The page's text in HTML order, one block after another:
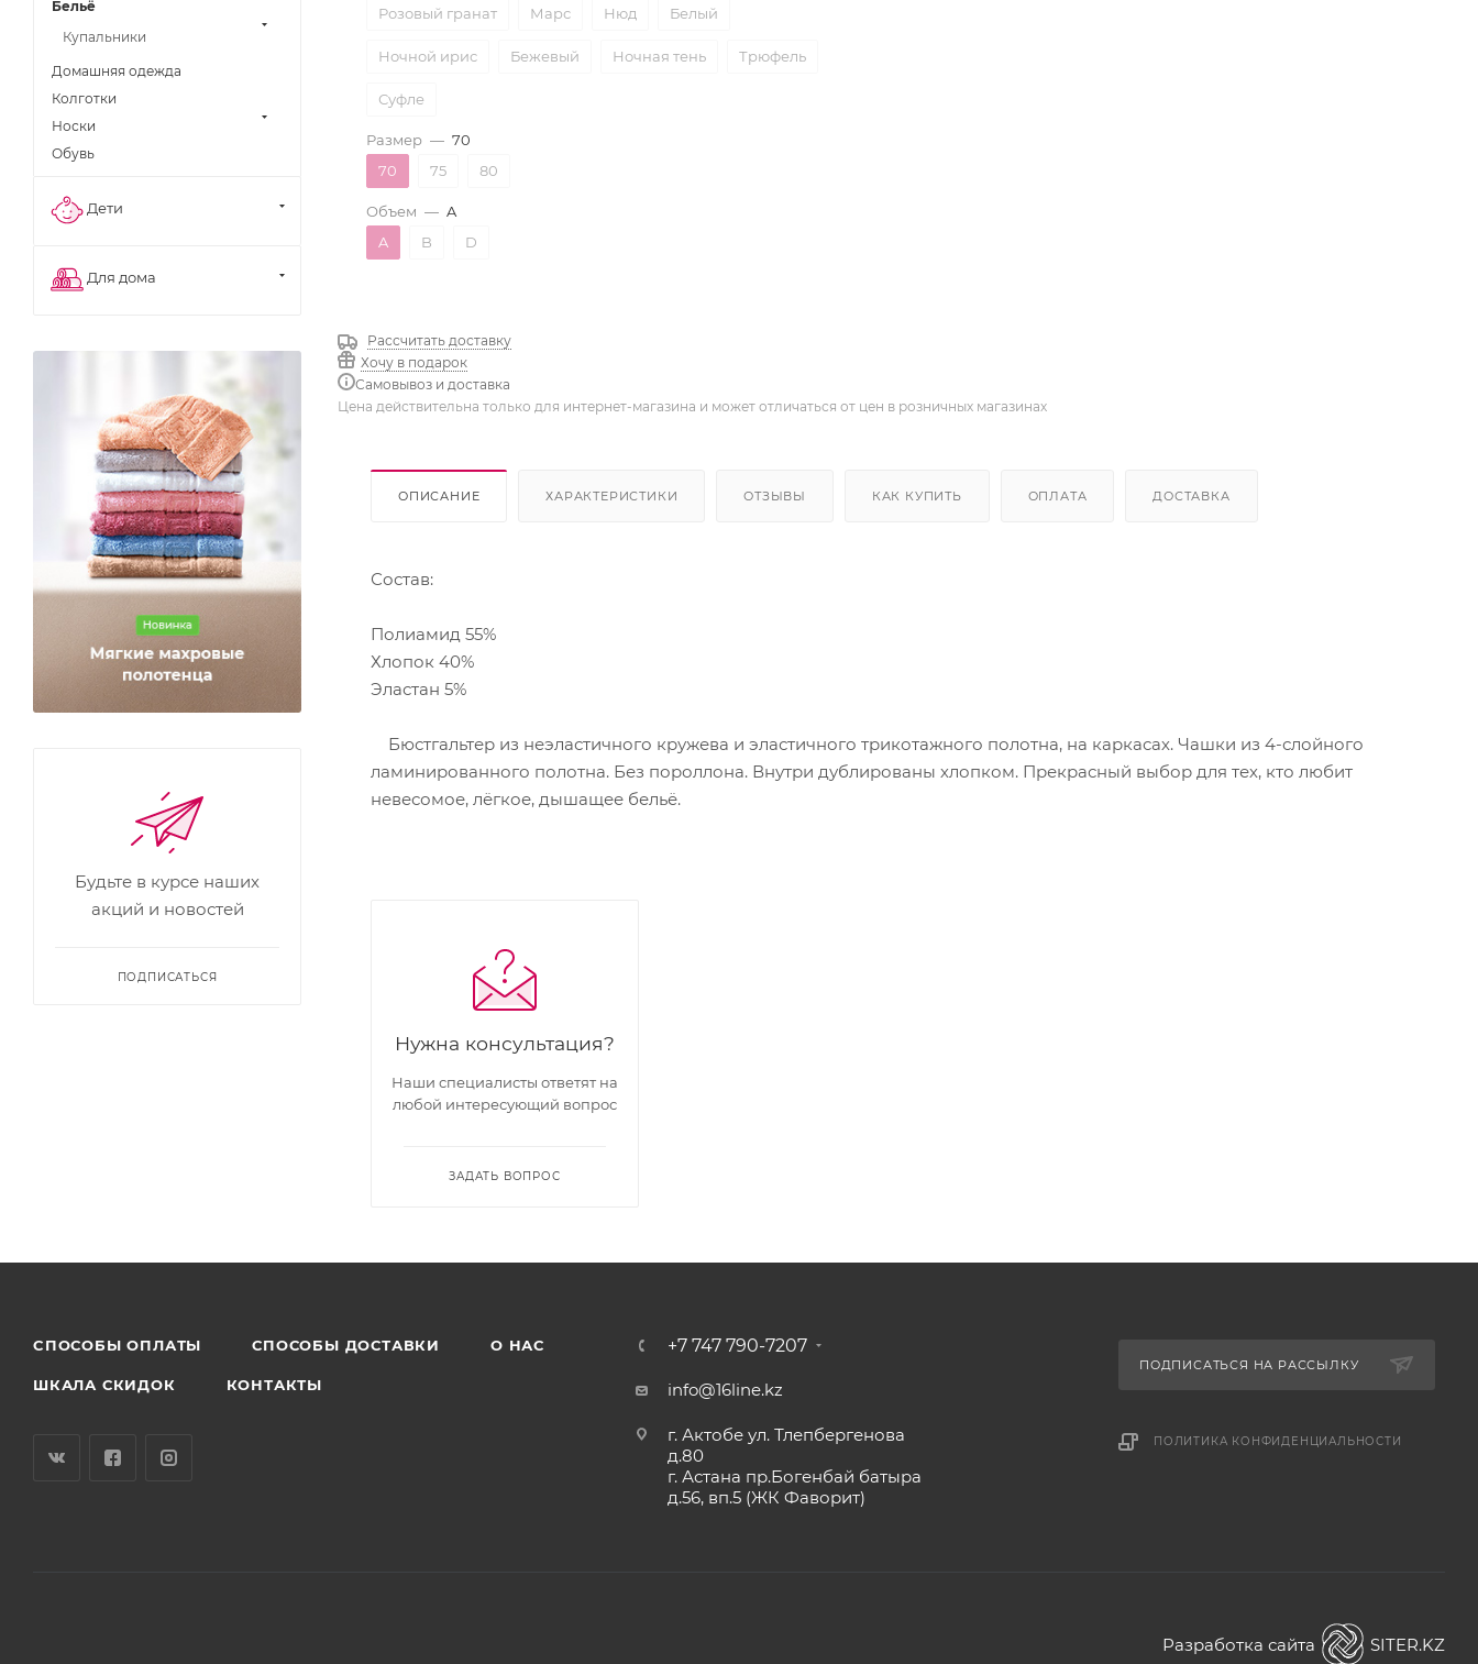
Розовый гранат Марс Нюд Белый
Ночной ирис Бежевый Ночная тень Трюфель
Суфле
Размер — 70
70
75 80
Объем — A
A
B D
Рассчитать доставку
Хочу в подарок
Самовывоз и доставка
Цена действительна только для интернет-магазина и может отличаться от цен в розничных магазинах
ОПИСАНИЕ ХАРАКТЕРИСТИКИ ОТЗЫВЫ КАК КУПИТЬ ОПЛАТА ДОСТАВКА
Состав:
Полиамид 55%
Хлопок 40%
Эластан 5%
Бюстгальтер из неэластичного кружева и эластичного трикотажного полотна, на каркасах. Чашки из 4-слойного
ламинированного полотна. Без пороллона. Внутри дублированы хлопком. Прекрасный выбор для тех, кто любит
невесомое, лёгкое, дышащее бельё.
Нужна консультация?
Наши специалисты ответят на
любой интересующий вопрос
ЗАДАТЬ ВОПРОС
Бельё
Купальники
Домашняя одежда
Колготки
Носки
Обувь
Дети
Для дома
Будьте в курсе наших
акций и новостей
ПОДПИСАТЬСЯ
CПОСОБЫ ОПЛАТЫ СПОСОБЫ ДОСТАВКИ О НАС
ШКАЛА СКИДОК КОНТАКТЫ
+7 747 790-7207
info@16line.kz
г. Актобе ул. Тлепбергенова
д.80
г. Астана пр.Богенбай батыра
д.56, вп.5 (ЖК Фаворит)
ПОДПИСАТЬСЯ НА РАССЫЛКУ
ПОЛИТИКА КОНФИДЕНЦИАЛЬНОСТИ
Разработка сайта SITER.KZ